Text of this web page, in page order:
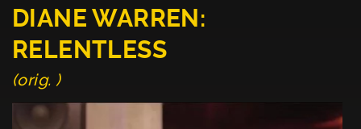
DIANE WARREN:
RELENTLESS
(orig. )